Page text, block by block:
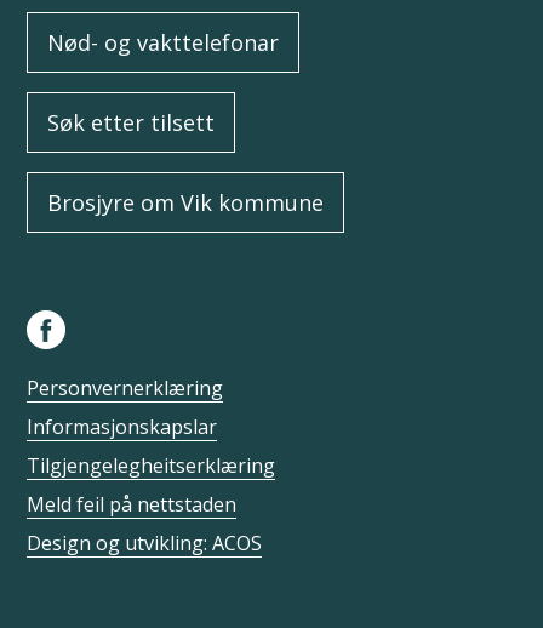
Nød- og vakttelefonar
Søk etter tilsett
Brosjyre om Vik kommune
Personvernerklæring
Informasjonskapslar
Tilgjengelegheitserklæring
Meld feil på nettstaden
Design og utvikling: ACOS